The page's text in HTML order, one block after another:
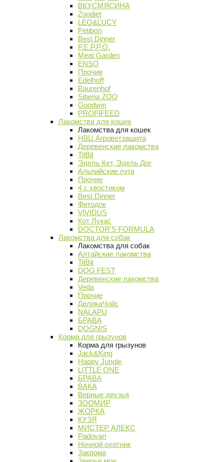
ВКУСМЯСИНА
Zoodiet
LEO&LUCY
Petibon
Best Dinner
P.E.P.P.O.
Meat Garden
ENSO
Прочие
Edelhoff
Baurenhof
Siberia ZOO
Goodwin
PROFIFEED
Лакомства для кошек
Лакомства для кошек
НВЦ Агроветзащита
Деревенские лакомства
TitBit
Эдель Кет, Эдель Дог
Альпийские луга
Прочие
4 с хвостиком
Best Dinner
Фитодок
VIVIDUS
Кот Лукас
DOCTOR'S FORMULA
Лакомства для собак
Лакомства для собак
Алтайские лакомства
TitBit
DOG FEST
Деревенские лакомства
Veda
Прочие
ДеликаЧойс
NALAPU
БРАВА
DOGNIS
Корма для грызунов
Корма для грызунов
Jack&King
Happy Jungle
LITTLE ONE
БРАВА
ВАКА
Верные друзья
ЗООМИР
ЖОРКА
КУЗЯ
МИСТЕР АЛЕКС
Padovan
Ночной охотник
Закрома